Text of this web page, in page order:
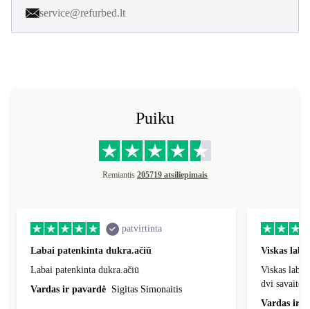
service@refurbed.lt
Puiku
Remiantis 205719 atsiliepimais
patvirtinta
Labai patenkinta dukra.ačiū
Labai patenkinta dukra.ačiū
Vardas ir pavardė Sigitas Simonaitis
Viskas
Viskas
dvi
Vardas ir